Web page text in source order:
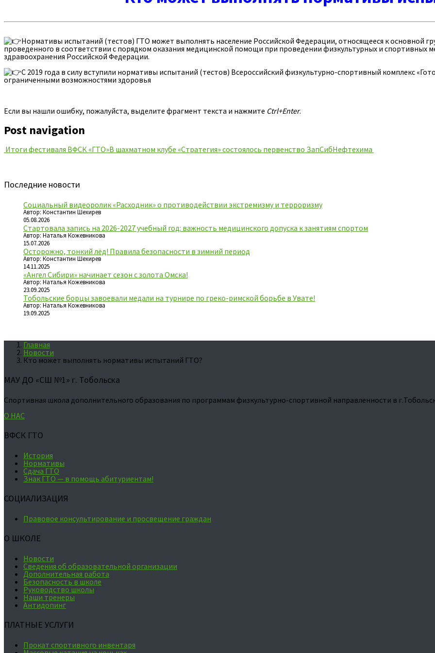
Нормативы испытаний (тестов) ГТО может выполнять население Российской Федерации, относящееся к основной
проведенного в соответствии с порядком оказания медицинской помощи при проведении физкультурных и
здравоохранения Российской Федерации.
С 2019 года в силу вступили нормативы испытаний (тестов) Всероссийский физкультурно-спортивный комплекс
ограниченными возможностями здоровья
Если вы нашли ошибку, пожалуйста, выделите фрагмент текста и нажмите Ctrl+Enter.
Post navigation
Итоги фестиваля ВФСК «ГТО»В шахматном клубе «Стратегия» состоялось первенство ЗапСибНефтехима
Последние новости
Социальный видеоролик «Расходник» о противодействии экстремизму и терроризму
Автор: Константин Шехирев
05.08.2026
Стартовала запись на 2026-2027 учебный год: важность медицинского допуска к занятиям спортом
Автор: Наталья Кожевникова
15.07.2026
Осторожно, тонкий лёд! Правила безопасности в зимний период
Автор: Константин Шехирев
14.11.2025
«Ангел Сибири» начинает сезон с золота Омска!
Автор: Наталья Кожевникова
23.09.2025
Тобольские борцы завоевали медали на турнире по греко-римской борьбе в Увате!
Автор: Наталья Кожевникова
19.09.2025
Главная
Новости
Кто может выполнять нормативы испытаний ГТО?
МАУ ДО «СШ №1» г. Тобольска
Спортивная школа дополнительного образования по программам физкультурно-спортивной направленности в
О НАС
ВФСК ГТО
История
Нормативы
Сдача ГТО
Знак ГТО — в помощь абитуриентам!
СОЦИАЛИЗАЦИЯ
Правовое консультирование и просвещение граждан
О ШКОЛЕ
Новости
Сведения об образовательной организации
Дополнительная работа
Безопасность в школе
Руководство школы
Наши тренеры
Антидопинг
ПЛАТНЫЕ УСЛУГИ
Прокат спортивного инвентаря